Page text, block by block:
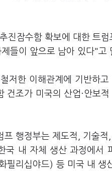
진잠수함 확보에 대한 트
들이 앞으로 남아 있다"고
저한 이해관계에 기반하
건조가 미국의 산업·안보
행정부는 제도적, 기술
내 자체 생산 과정에서
필리십야드) 등 미국 내